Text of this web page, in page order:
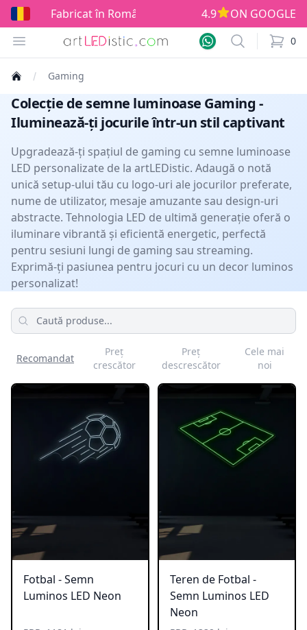
în România! 4.9
ON GOOGLE
Open menu
Search 0
items
Gaming
Colecție de semne luminoase Gaming -
Iluminează-ți jocurile într-un stil captivant
Upgradează-ți spațiul de gaming cu semne luminoase
LED personalizate de la artLEDistic. Adaugă o notă
unică setup-ului tău cu logo-uri ale jocurilor preferate,
nume de utilizator, mesaje amuzante sau design-uri
abstracte. Tehnologia LED de ultimă generație oferă o
iluminare vibrantă și eficientă energetic, perfectă
pentru sesiuni lungi de gaming sau streaming.
Exprimă-ți pasiunea pentru jocuri cu un decor luminos
personalizat!
Produse
Recomandat
Preț
crescător
Preț
descrescător
Cele mai
noi
Fotbal - Semn
Luminos LED Neon
Teren de Fotbal -
Semn Luminos LED
Neon